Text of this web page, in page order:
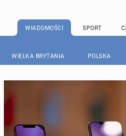
WIADOMOŚCI SPORT
WIELKA BRYTANIA POLSKA